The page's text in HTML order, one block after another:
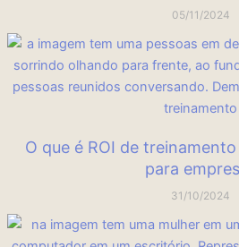
05/11/2024
O que é ROI de
para
31/10/2024